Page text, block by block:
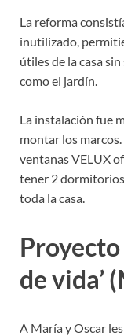
La reforma
inutilizado,
útiles de la casa
como el jardín.
La instalación fue
montar los
ventanas VELUX
tener 2 dormitorios
toda la casa.
Proyecto
de vida’
A María y Oscar